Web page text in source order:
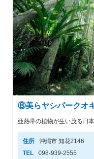
⑧美らヤシパークオ
亜熱帯の植物が生い茂る日
住所
沖縄市 知花2146
TEL
098-939-2555